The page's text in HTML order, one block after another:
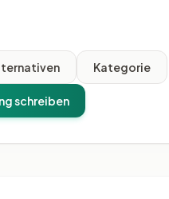
Kategorie
schreiben